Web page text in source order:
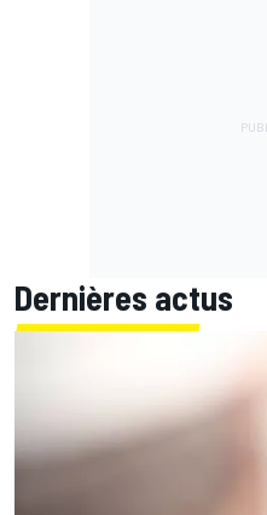
Dernières actus